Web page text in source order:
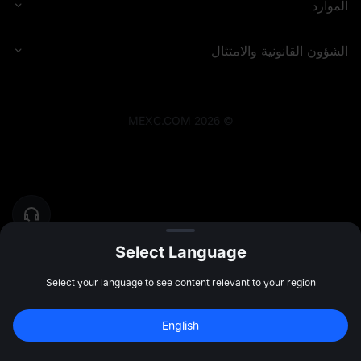
الموارد
الشؤون القانونية والامتثال
©
2026
MEXC.COM
سجل للحصول على بونص بقيمة
اشتراك
Select Language
Select your language to see content relevant to your region
English